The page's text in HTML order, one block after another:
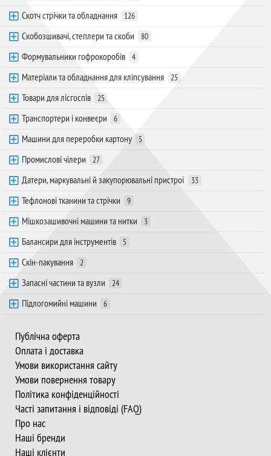
Скотч стрічки та обладнання 126
Скобозшивачі, степлери та скоби 80
Формувальники гофрокоробів 4
Матеріали та обладнання для кліпсування 25
Товари для лісгоспів 25
Транспортери і конвеєри 6
Машини для переробки картону 5
Промислові чілери 27
Датери, маркувальні й закупорювальні пристрої 33
Тефлонові тканини та стрічки 9
Мішкозашивочні машини та нитки 3
Балансири для інструментів 5
Скін-пакування 2
Запасні частини та вузли 24
Підлогомийні машини 6
Публічна оферта
Оплата і доставка
Умови використання сайту
Умови повернення товару
Політика конфіденційності
Часті запитання і відповіді (FAQ)
Про нас
Наші бренди
Наші клієнти